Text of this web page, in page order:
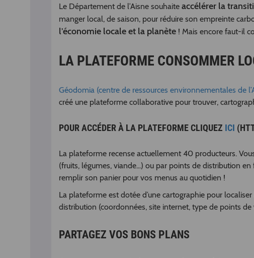
Le Département de l’Aisne souhaite accélérer la
manger local, de saison, pour réduire son empreinte
l’économie locale et la planète ! Mais encore faut-il
LA PLATEFORME CONSOMMER
Géodomia (centre de ressources environnementales de
créé une plateforme collaborative pour trouver,
POUR ACCÉDER À LA PLATEFORME CLIQUEZ ICI
La plateforme recense actuellement 40 producteurs.
(fruits, légumes, viande...) ou par points de distribution
remplir son panier pour vos menus au quotidien !
La plateforme est dotée d’une cartographie pour
distribution (coordonnées, site internet, type de points de
PARTAGEZ VOS BONS PLANS